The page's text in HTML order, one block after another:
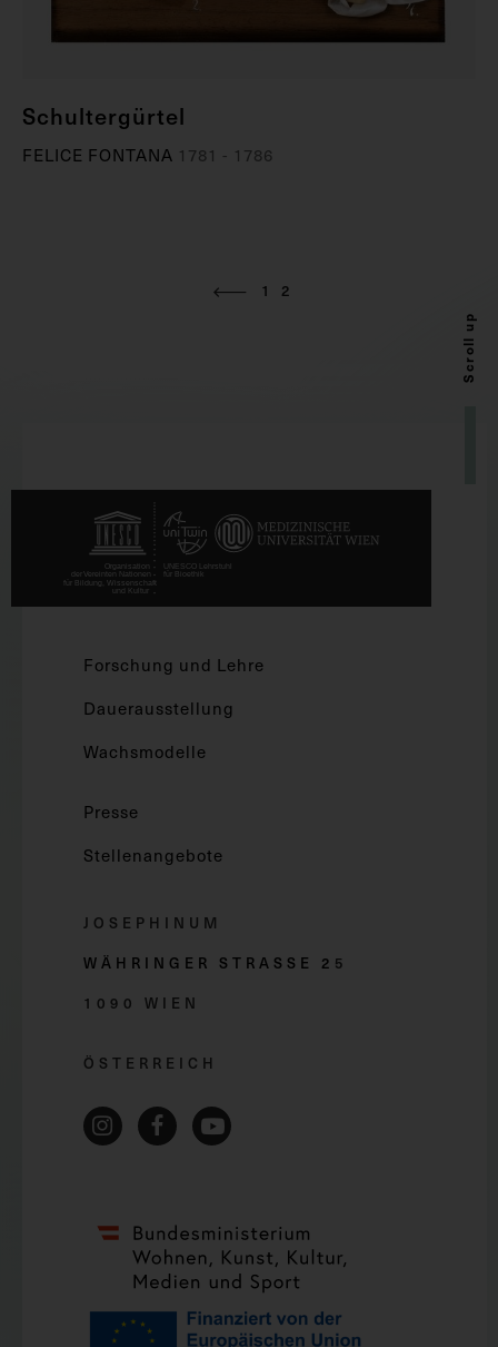
Schultergürtel
FELICE FONTANA 1781 - 1786
1 2
Scroll up
Forschung und Lehre
Dauerausstellung
Wachsmodelle
Presse
Stellenangebote
JOSEPHINUM
WÄHRINGER STRASSE 2 5
1090 WIEN
ÖSTERREICH